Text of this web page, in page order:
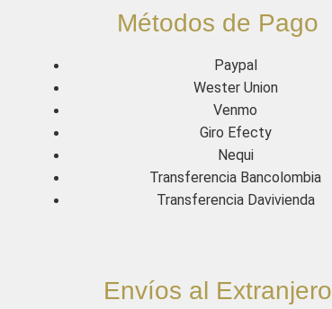
Métodos de Pago
Paypal
Wester Union
Venmo
Giro Efecty
Nequi
Transferencia Bancolombia
Transferencia Davivienda
Envíos al Extranjero